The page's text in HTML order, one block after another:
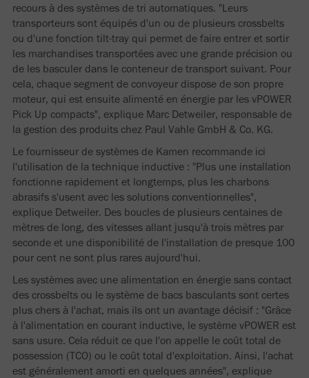
recours à des systèmes de tri automatiques. "Leurs
transporteurs sont équipés d'un ou de plusieurs crossbelts
ou d'une fonction tilt-tray qui permet de faire entrer et sortir
les marchandises transportées avec une grande précision ou
de les basculer dans le conteneur de transport suivant. Pour
cela, chaque segment de convoyeur dispose de son propre
moteur, qui est ensuite alimenté en énergie par les vPOWER
Pick Up compacts", explique Marc Detweiler, responsable de
la gestion des produits chez Paul Vahle GmbH & Co. KG.
Le fournisseur de systèmes de Kamen recommande ici
l'utilisation de la technique inductive : "Plus une installation
fonctionne rapidement et longtemps, plus les charbons
abrasifs s'usent avec les solutions conventionnelles",
explique Detweiler. Des boucles de plusieurs centaines de
mètres de long, des vitesses allant jusqu'à trois mètres par
seconde et une disponibilité de l'installation de presque 100
pour cent ne sont plus rares aujourd'hui.
Les systèmes avec une alimentation en énergie sans contact
des crossbelts ou le système de bacs basculants sont certes
plus chers à l'achat, mais ils ont un avantage décisif : "Grâce
à l'alimentation en courant inductive, le système vPOWER est
sans usure. Cela réduit ce que l'on appelle le coût total de
possession (TCO) ou le coût total d'exploitation. Ainsi, l'achat
est généralement amorti en quelques années", explique